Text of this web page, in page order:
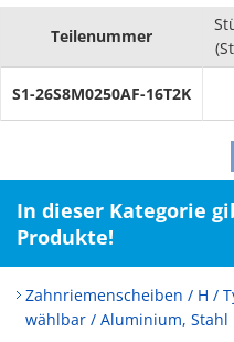
Teilenummer
S1-26S8M0250AF-16T2K
In dieser Kategorie
Produkte!
Zahnriemenscheiben / H /
wählbar / Aluminium, Stahl